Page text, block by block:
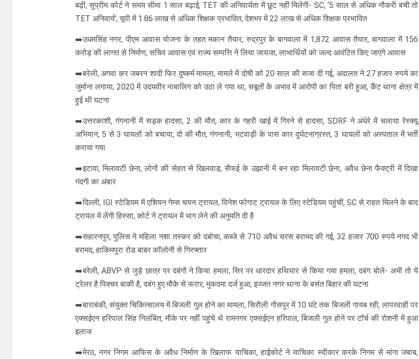
बढ़ी, सुप्रीम कोर्ट ने समय सीमा 1 साल बढ़ाई, TET की अनिवार्यता में छूट नहीं मिलेगी- SC, ‘5 साल से अधिक नौकरी बची तो
TET अनिवार्य’, यूपी में 1.86 लाख से अधिक शिक्षक प्रभावित, देशभर में 22 लाख से अधिक शिक्षक प्रभावित
➡️उधमसिंह नगर, पीएम आवास योजना के तहत मकान तैयार, रुद्रपुर के बागवाला में 1,872 आवास तैयार, बागवाला में 156
करोड़ की लागत से निर्माण, सचिव आवास एवं राज्य सम्पत्ति ने लिया जायजा, लाभार्थियों को जल्द आवंटित किए जाएंगे आवास
➡️बरेली, अगवा कर जबरन शादी फिर दुष्कर्म मामला, मामले में दोषी को 20 साल की सजा दी गई, अदालत ने 27 हजार रुपये का
जुर्माना लगाया, 2020 में उदयवीर नाबालिग को उठा ले गया था, सबूतों के अभाव में आरोपी का पिता बरी हुआ, कैंट थाना क्षेत्र में
हुई थी घटना
➡️उत्तरकाशी, गंगनानी में सड़क हादसा, 2 की मौत, कार के गहरी खाई में गिरने से हादसा, SDRF ने अंधेरे में चलाया रेस्क्यू
अभियान, 5 से 3 घायलों को बचाया, दो की मौत, गंगनानी, भटवाड़ी के पास कार दुर्घटनाग्रस्त, 3 घायलों को अस्पताल में भर्ती
कराया गया
➡️इटावा, मिलावटी छेना, लोगों की सेहत से खिलवाड़, सैफई के उझानी में बन रहा मिलावटी छेना, अवैध छेना फैक्ट्री में दिखा
गंदगी का अंबार
➡️दिल्ली, IGI स्टेडियम में एशियन गेम्स चयन ट्रायल, विनेश फोगाट ट्रायल के लिए स्टेडियम पहुंचीं, SC से राहत मिलने के बाद
ट्रायल में लेंगी हिस्सा, कोर्ट ने ट्रायल में भाग लेने की अनुमति दी है
➡️सहारनपुर, पुलिस ने महिला नशा तस्कर को दबोचा, कब्जे से 710 अवैध चरस बरामद की गई, 32 हजार 700 रुपये नगद भी
बरामद, हाकिमपुरा रोड बाबर कॉलोनी से गिरफ्तार
➡️बरेली, ABVP से जुड़े छात्र पर दबंगों ने किया हमला, सिर पर धारदार हथियार से किया गया हमला, दबंग बोले- अभी तो ये
ट्रेलर है पिक्चर बाकी है, दबंग हुए मौके से फरार, मुकदमा दर्ज हुआ, इज्जत नगर थाना के बसंत बिहार की घटना
➡️बाराबंकी, संयुक्त चिकित्सालय में बिजली गुल होने का मामला, सिरौली गौसपुर में 10 घंटे तक बिजली गायब रही, लापरवाही पर
एक्सईएन हरिपाल सिंह निलंबित, मौके पर नहीं पहुंचे थे रामनगर एक्सईएन हरिपाल, बिजली गुल होने पर टॉर्च की रोशनी में हुआ
इलाज
➡️मेरठ, नगर निगम आफिस के अवैध निर्माण के खिलाफ याचिका, हाईकोर्ट ने याचिका स्वीकार करके निगम से मांगा जबाब,